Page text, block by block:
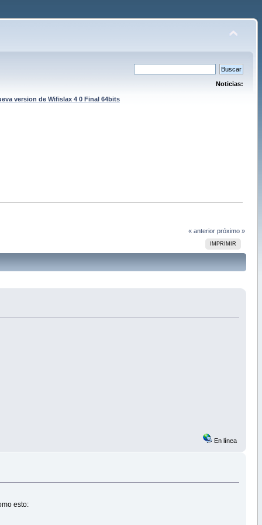
Noticias:
version de Wifislax 4 0 Final 64bits
« anterior próximo »
IMPRIMIR
En línea
esto: